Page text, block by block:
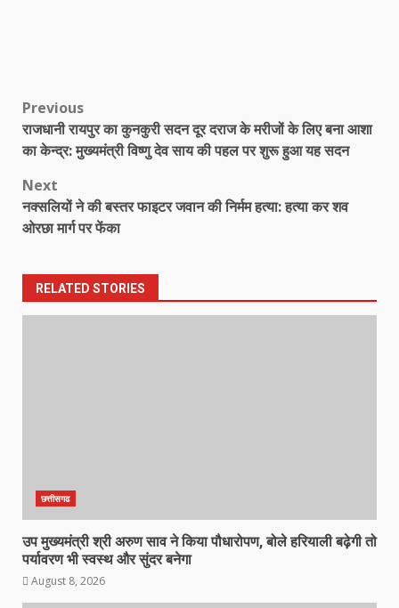
Post
navigation
Previous
राजधानी रायपुर का कुनकुरी सदन दूर दराज के मरीजों के लिए बना आशा
का केन्द्र: मुख्यमंत्री विष्णु देव साय की पहल पर शुरू हुआ यह सदन
Next
नक्सलियों ने की बस्तर फाइटर जवान की निर्मम हत्या: हत्या कर शव
ओरछा मार्ग पर फेंका
RELATED STORIES
छत्तीसगढ
उप मुख्यमंत्री श्री अरुण साव ने किया पौधारोपण, बोले हरियाली बढ़ेगी तो
पर्यावरण भी स्वस्थ और सुंदर बनेगा
August 8, 2026